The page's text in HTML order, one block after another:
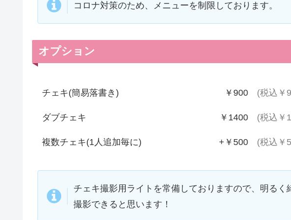
コロナ対策のため、メニューを制限しております。
オプション
チェキ(簡易落書き) ￥900 (税込￥
ダブチェキ ￥1400 (税込￥
複数チェキ(1人追加毎に) +￥500 (税込￥
チェキ撮影用ライトを常備しておりますので、明るく
撮影できると思います！